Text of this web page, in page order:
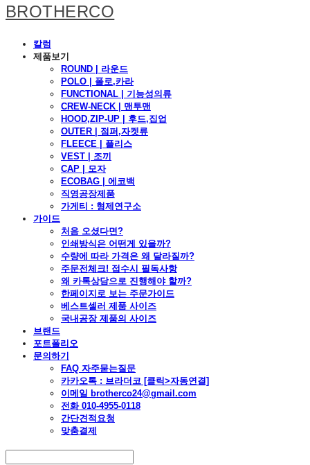
BROTHERCO
칼럼
제품보기
ROUND | 라운드
POLO | 폴로,카라
FUNCTIONAL | 기능성의류
CREW-NECK | 맨투맨
HOOD,ZIP-UP | 후드,집업
OUTER | 점퍼,자켓류
FLEECE | 플리스
VEST | 조끼
CAP | 모자
ECOBAG | 에코백
직영공장제품
가게티 : 형제연구소
가이드
처음 오셨다면?
인쇄방식은 어떤게 있을까?
수량에 따라 가격은 왜 달라질까?
주문전체크! 접수시 필독사항
왜 카톡상담으로 진행해야 할까?
한페이지로 보는 주문가이드
베스트셀러 제품 사이즈
국내공장 제품의 사이즈
브랜드
포트폴리오
문의하기
FAQ 자주묻는질문
카카오톡 : 브라더코 [클릭>자동연결]
이메일 brotherco24@gmail.com
전화 010-4955-0118
간단견적요청
맞춤결제